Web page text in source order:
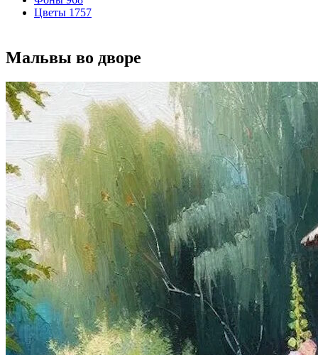
Цветы 1757
Мальвы во дворе